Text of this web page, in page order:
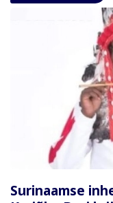
Surinaamse